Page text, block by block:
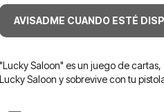
AVISADME CUANDO ESTÉ
"Lucky Saloon" es un juego de
Lucky Saloon y sobrevive con tu